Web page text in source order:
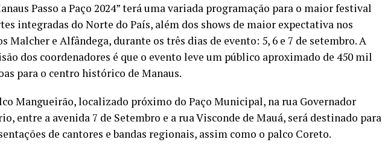
Passo a Paço 2024” terá uma variada programação para o maior festival
integradas do Norte do País, além dos shows de maior expectativa nos
Malcher e Alfândega, durante os três dias de evento: 5, 6 e 7 de setembro. A
dos coordenadores é que o evento leve um público aproximado de 450 mil
para o centro histórico de Manaus.
Mangueirão, localizado próximo do Paço Municipal, na rua Governador
entre a avenida 7 de Setembro e a rua Visconde de Mauá, será destinado para
de cantores e bandas regionais, assim como o palco Coreto.